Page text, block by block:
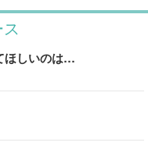
ーツ
クリ
／ナシ
ほしいのは…